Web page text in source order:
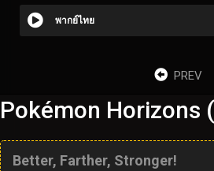
พากย์ไทย
PREV
Pokémon Horizons
Better, Farther, Stronger!